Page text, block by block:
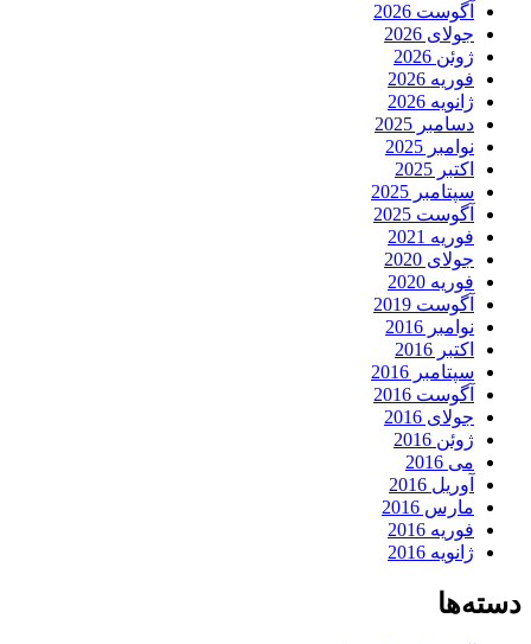
آگوست 2026
جولای 2026
ژوئن 2026
فوریه 2026
ژانویه 2026
دسامبر 2025
نوامبر 2025
اکتبر 2025
سپتامبر 2025
آگوست 2025
فوریه 2021
جولای 2020
فوریه 2020
آگوست 2019
نوامبر 2016
اکتبر 2016
سپتامبر 2016
آگوست 2016
جولای 2016
ژوئن 2016
می 2016
آوریل 2016
مارس 2016
فوریه 2016
ژانویه 2016
دسته‌ها